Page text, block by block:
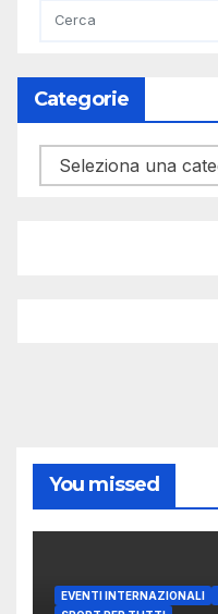
Categorie
Categorie
You missed
EVENTI INTERNAZIONALI